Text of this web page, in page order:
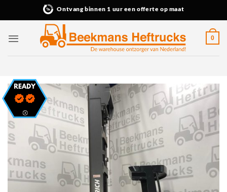
Ontvang binnen 1 uur een offerte op maat
0